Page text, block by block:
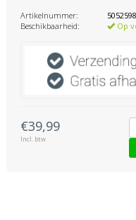
Artikelnummer:
Beschikbaarheid:
Op
€39,99
Incl. btw